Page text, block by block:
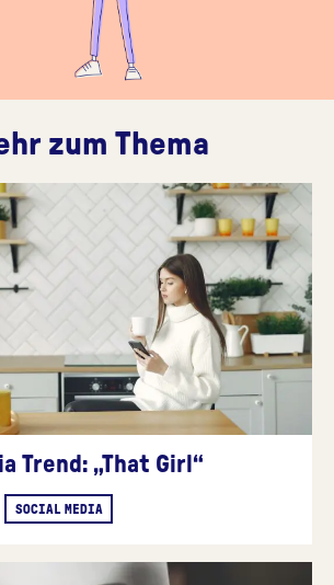
zum Thema
Trend: „That Girl“
SOCIAL MEDIA